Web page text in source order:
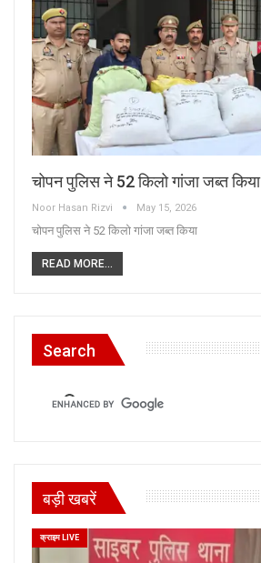
चोपन पुलिस ने 52 किलो गांजा जब्त किया
Noor Hasan Rizvi May 15, 2026
चोपन पुलिस ने 52 किलो गांजा जब्त किया
READ MORE...
Search
बड़ी खबरें
क्राइम LIVE